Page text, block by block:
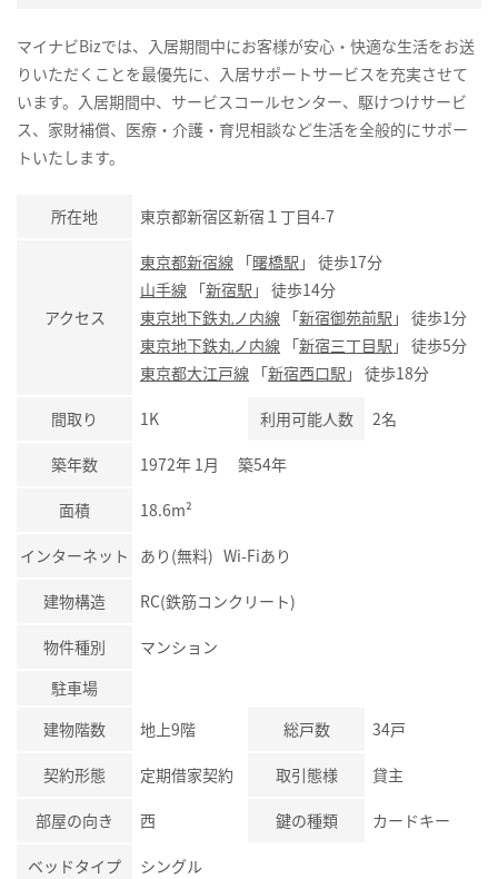
マイナビBizでは、入居期間中にお客様が安心・快適な生活をお送
りいただくことを最優先に、入居サポートサービスを充実させて
います。入居期間中、サービスコールセンター、駆けつけサービ
ス、家財補償、医療・介護・育児相談など生活を全般的にサポー
トいたします。
所在地 東京都新宿区新宿１丁目4-7
アクセス
東京都新宿線 「曙橋駅 」 徒歩17分
山手線 「新宿駅 」 徒歩14分
東京地下鉄丸ノ内線 「新宿御苑前駅 」 徒歩1分
東京地下鉄丸ノ内線 「新宿三丁目駅 」 徒歩5分
東京都大江戸線 「新宿西口駅 」 徒歩18分
間取り 1K 利用可能人数 2名
築年数 1972年 1月 築54年
面積 18.6m²
インターネット あり(無料) Wi-Fiあり
建物構造 RC(鉄筋コンクリート)
物件種別
マンション
駐車場
建物階数
地上9階 総戸数 34戸
契約形態 定期借家契約 取引態様 貸主
部屋の向き 西 鍵の種類 カードキー
ベッドタイプ シングル